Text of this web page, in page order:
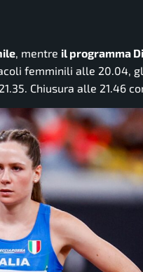
, mentre il programma
femminili alle 20.04,
Chiusura alle 21.46